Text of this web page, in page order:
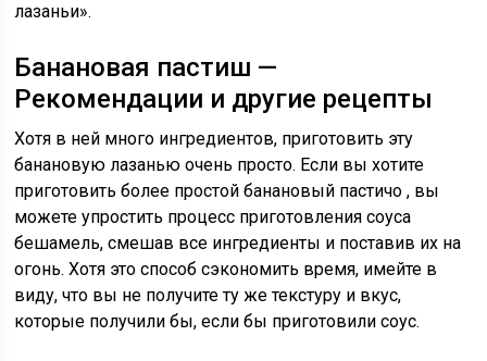
лазаньи».
Банановая пастиш —
Рекомендации и другие рецепты
Хотя в ней много ингредиентов, приготовить эту
банановую лазанью очень просто. Если вы хотите
приготовитьболее простой банановый пастичо , вы
можете упростить процесс приготовления соуса
бешамель, смешав все ингредиенты и поставив их на
огонь. Хотя это способ сэкономить время, имейте в
виду, что вы не получите ту же текстуру и вкус,
которые получили бы, если бы приготовили соус.